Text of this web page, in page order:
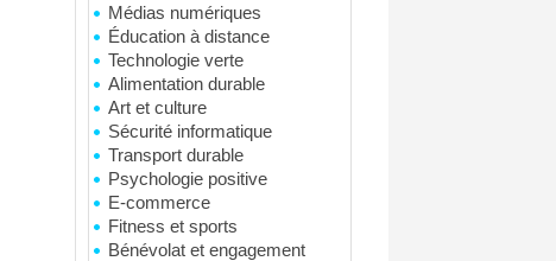
Médias numériques
Éducation à distance
Technologie verte
Alimentation durable
Art et culture
Sécurité informatique
Transport durable
Psychologie positive
E-commerce
Fitness et sports
Bénévolat et engagement